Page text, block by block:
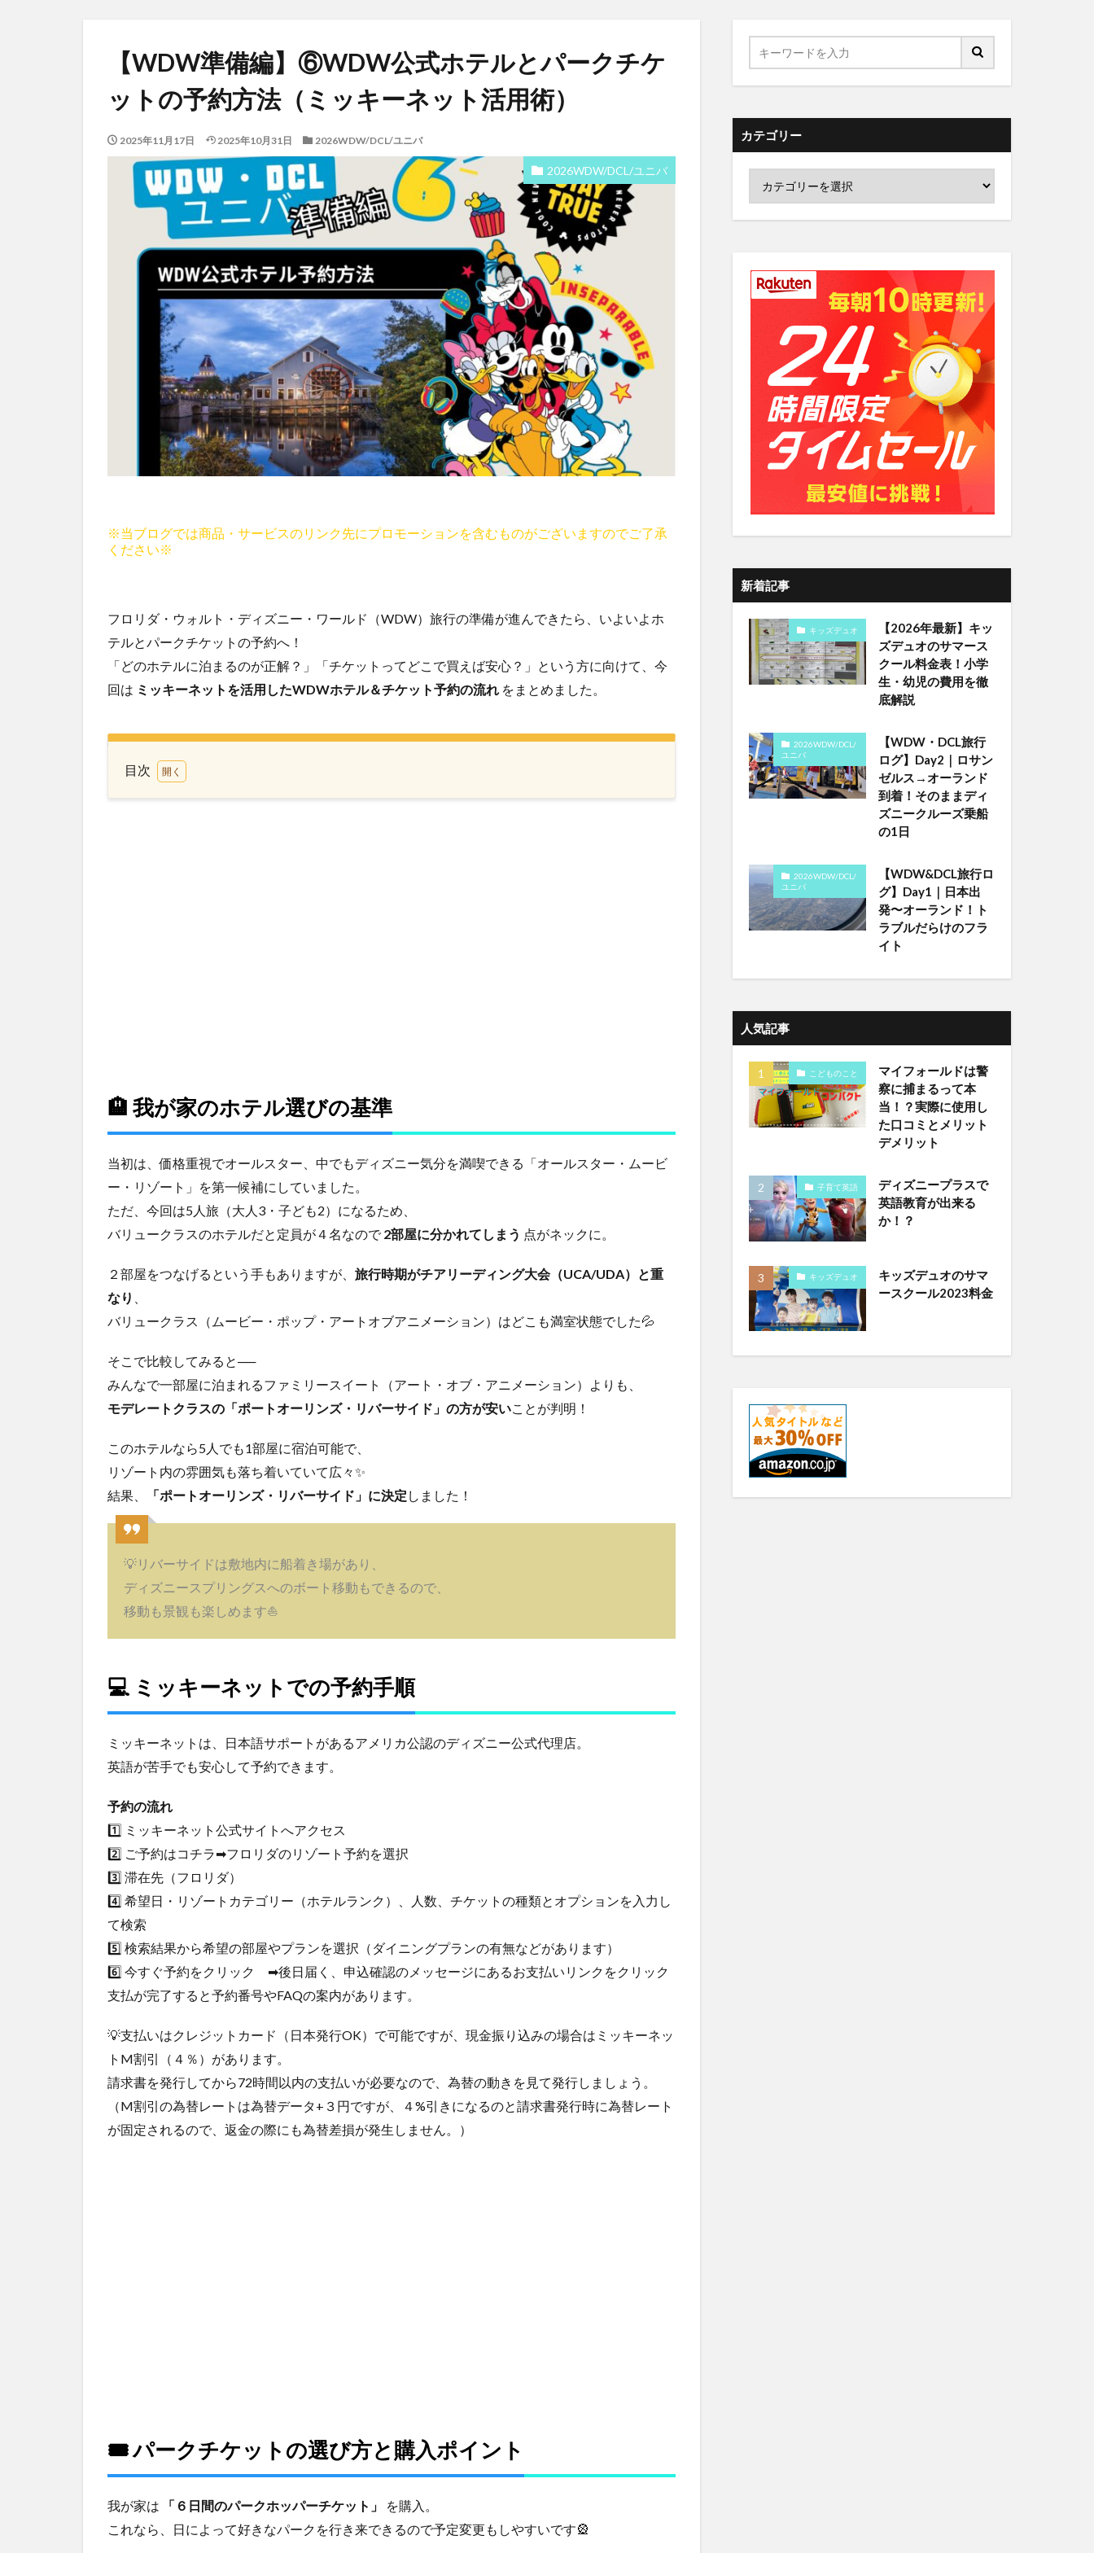
【WDW準備編】⑥WDW公式ホテルとパークチケ
ットの予約方法（ミッキーネット活用術）
2025年11月17日 2025年10月31日 2026WDW/DCL/ユニバ
2026WDW/DCL/ユニバ
※当ブログでは商品・サービスのリンク先にプロモーションを含むものがございますのでご了承
ください※
フロリダ・ウォルト・ディズニー・ワールド（WDW）旅行の準備が進んできたら、いよいよホ
テルとパークチケットの予約へ！
「どのホテルに泊まるのが正解？」「チケットってどこで買えば安心？」という方に向けて、今
回は ミッキーネットを活用したWDWホテル＆チケット予約の流れ をまとめました。
目次
ッ
キ
ー
ッ
ト
の
予
手
3
ー
ク
チ
ケ
ト
の
選
び
方
と
購
入
ポ
イ
ト
✨
キ
ネ
ト
を
う
メ
リ
ッ
ト
5
💬
予
時
の
注
意
6
🏨 我が家のホテル選びの基準
当初は、価格重視でオールスター、中でもディズニー気分を満喫できる「オールスター・ムービ
ー・リゾート」を第一候補にしていました。
ただ、今回は5人旅（大人3・子ども2）になるため、
バリュークラスのホテルだと定員が４名なので2部屋に分かれてしまう 点がネックに。
２部屋をつなげるという手もありますが、 旅行時期がチアリーディング大会（UCA/UDA）と重
なり
バリュークラス（ムービー・ポップ・アートオブアニメーション）はどこも満室状態でした💦
そこで比較してみると──
みんなで一部屋に泊まれるファミリースイート（アート・オブ・アニメーション）よりも、
モデレートクラスの「ポートオーリンズ・リバーサイド」の方が安い ことが判明！
このホテルなら5人でも1部屋に宿泊可能で、
リゾート内の雰囲気も落ち着いていて広々✨
結果、
「ポートオーリンズ・リバーサイド」に決定 しました！
💡リバーサイドは敷地内に船着き場があり、
ディズニースプリングスへのボート移動もできるので、
移動も景観も楽しめます⛵️
💻 ミッキーネットでの予約手順
ミッキーネットは、日本語サポートがあるアメリカ公認のディズニー公式代理店。
英語が苦手でも安心して予約できます。
予約の流れ
1️⃣ ミッキーネット公式サイトへアクセス
2️⃣ ご予約はコチラ➡フロリダのリゾート予約を選択
3️⃣ 滞在先（フロリダ）
4️⃣ 希望日・リゾートカテゴリー（ホテルランク）、人数、チケットの種類とオプションを入力し
て検索
5️⃣ 検索結果から希望の部屋やプランを選択（ダイニングプランの有無などがあります）
6️⃣ 今すぐ予約をクリック ➡後日届く、申込確認のメッセージにあるお支払いリンクをクリック
支払が完了すると予約番号やFAQの案内があります。
💡支払いはクレジットカード（日本発行OK）で可能ですが、現金振り込みの場合はミッキーネッ
トM割引（４％）があります。
請求書を発行してから72時間以内の支払いが必要なので、為替の動きを見て発行しましょう。
（M割引の為替レートは為替データ+３円ですが、４%引きになるのと請求書発行時に為替レート
が固定されるので、返金の際にも為替差損が発生しません。）
🎟️ パークチケットの選び方と購入ポイント
我が家は 「６日間のパークホッパーチケット」
を購入。
これなら、日によって好きなパークを行き来できるので予定変更もしやすいです🎡
カテゴリー
新着記事
キッズデュオ
【2026年最新】キッ
ズデュオのサマース
クール料金表！小学
生・幼児の費用を徹
底解説
2026WDW/DCL/
ユニバ
【WDW・DCL旅行
ログ】Day2｜ロサン
ゼルス→オーランド
到着！そのままディ
ズニークルーズ乗船
の1日
2026WDW/DCL/
ユニバ
【WDW&DCL旅行ロ
グ】Day1｜日本出
発〜オーランド！ト
ラブルだらけのフラ
イト
人気記事
こどものこと
マイフォールドは警
察に捕まるって本
当！？実際に使用し
た口コミとメリット
デメリット
子育て英語
ディズニープラスで
英語教育が出来る
か！？
キッズデュオ
キッズデュオのサマ
ースクール2023料金